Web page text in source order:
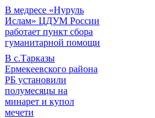
В медресе «Нуруль
Ислам» ЦДУМ России
работает пункт сбора
гуманитарной помощи
В с.Тарказы
Ермекеевского района
РБ установили
полумесяцы на
минарет и купол
мечети